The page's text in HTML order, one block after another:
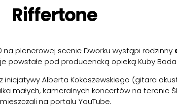
Riffertone
na plenerowej scenie Dworku wystąpi rodzinny
powstałe pod producencką opieką Kuby
inicjatywy Alberta Kokoszewskiego (gitara
małych, kameralnych koncertów na terenie
na portalu YouTube.